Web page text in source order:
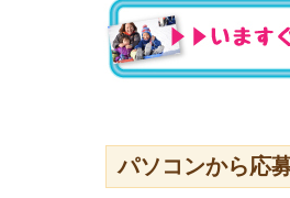
パソコンから応